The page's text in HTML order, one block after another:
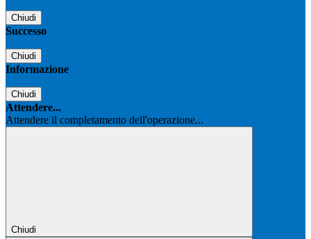
Chiudi
Successo
Chiudi
Informazione
Chiudi
Attendere...
Attendere il completamento dell'operazione...
Chiudi